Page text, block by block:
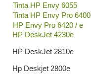
Tinta HP Envy 6055
Tinta HP Envy Pro 6400
HP Envy Pro 6420 / e
HP DeskJet 4230e
HP DeskJet 2810e
Hp Deskjet 2800e